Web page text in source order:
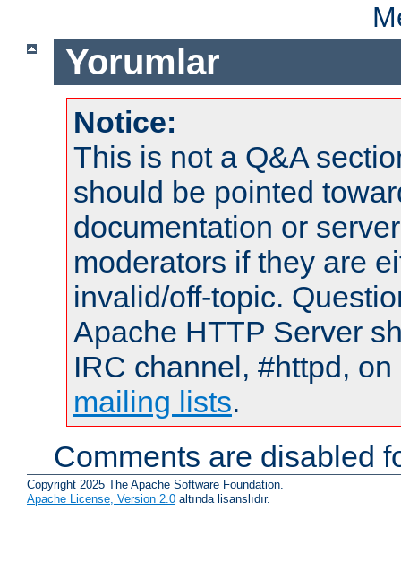
Yorumlar
Notice:
This is not a Q&A
should be pointed
documentation or
moderators if they are
invalid/off-topic.
Apache HTTP Server
IRC channel, #httpd,
mailing lists.
Comments are disabled
Copyright 2025 The Apache Software Foundation.
Apache License, Version 2.0 altında lisanslıdır.